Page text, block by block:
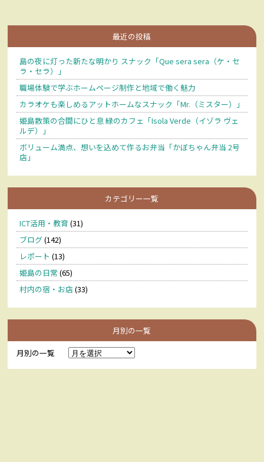
最近の投稿
島の夜に灯った新たな明かり スナック「Que sera sera（ケ・セ
ラ・セラ）」
職場体験で学ぶホームページ制作と地域で働く魅力
カラオケも楽しめるアットホームなスナック「Mr.（ミスター）」
姫島散策の合間にひと息 緑のカフェ「Isola Verde（イゾラ ヴェ
ルデ）」
ボリューム満点、想いを込めて作るお弁当「かぼちゃん弁当 2号
店」
カテゴリー一覧
ICT活用・教育 (31)
ブログ (142)
レポート (13)
姫島の日常 (65)
村内の宿・お店 (33)
月別の一覧
月別の一覧